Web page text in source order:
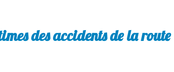
des accidents de la route